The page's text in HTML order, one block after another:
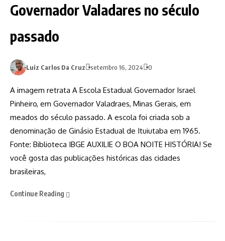
Governador Valadares no século
passado
Luiz Carlos Da Cruz setembro 16, 2024 0
A imagem retrata A Escola Estadual Governador Israel
Pinheiro, em Governador Valadraes, Minas Gerais, em
meados do século passado. A escola foi criada sob a
denominação de Ginásio Estadual de Ituiutaba em 1965.
Fonte: Biblioteca IBGE AUXILIE O BOA NOITE HISTÓRIA! Se
você gosta das publicações históricas das cidades
brasileiras,
Continue Reading